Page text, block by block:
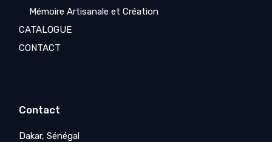
Mémoire Artisanale et Création
CATALOGUE
CONTACT
Contact
Dakar, Sénégal